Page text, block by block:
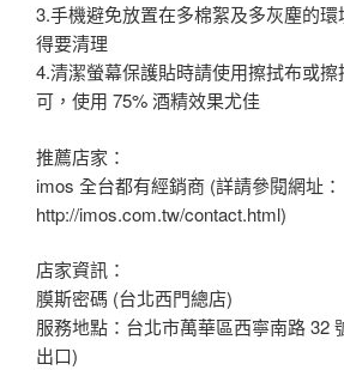
3.手機避免放置在多棉絮及多灰塵的
得要清理
4.清潔螢幕保護貼時請使用擦拭布或
可，使用 75% 酒精效果尤佳
推薦店家：
imos 全台都有經銷商 (詳請參閱網址：
http://imos.com.tw/contact.html)
店家資訊：
膜斯密碼 (台北西門總店)
服務地點：台北市萬華區西寧南路 32
出口)